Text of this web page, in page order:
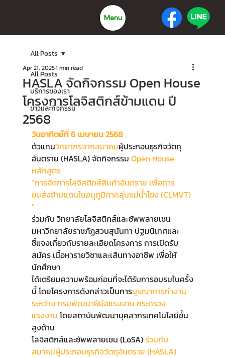
Menu
All Posts
บริการของเรา
ข่าวและกิจกรรม
All Posts
HASLA จัดกิจกรรม Open House
โครงการโลจิสติกส์ข้ามแดน ปี
2568
Apr 21, 20251 min read
วันอาทิตย์ที่ 6 เมษายน 2568
ตัวแทนวิทยากรจากสมาคมผู้ประกอบธุรกิจวัตถุ
อันตราย (HASLA) จัดกิจกรรม Open House
หลักสูตร
“การจัดการโลจิสติกส์สินค้าอันตราย เพื่อการ
ขนส่งข้ามแดนในอนุภูมิภาคลุ่มแม่น้ำโขง (CLMVT)
”
ร่วมกับ วิทยาลัยโลจิสติกส์และซัพพลายเชน
มหาวิทยาลัยราชภัฏสวนสุนันทา ปฐมนิเทศและ
ชี้แจงเกี่ยวกับรายละเอียดโครงการ การเปิดรับ
สมัคร เนื้อหารายวิชาและเส้นทางอาชีพ เพื่อให้
นักศึกษา
ได้เตรียมความพร้อมก่อนที่จะได้รับการอบรมในครั้ง
นี้ โดยโครงการดังกล่าวเป็นการบูรณาการทำงาน
ระหว่าง กรมพัฒนาฝีมือแรงงาน กระทรวง
แรงงาน โดยสถาบันพัฒนาบุคลากรเทคโนโลยีชั้น
สูงด้าน
โลจิสติกส์และซัพพลายเชน (LoSA) ร่วมกับ
สมาคมผู้ประกอบธุรกิจวัตถุอันตราย (HASLA)